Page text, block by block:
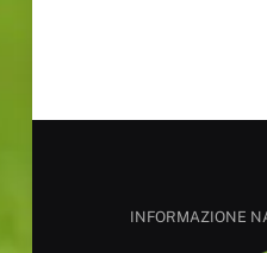
INFORMAZIONE